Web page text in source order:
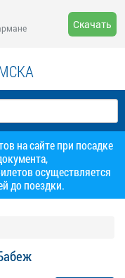
Скачать
на сайте при посадке
осуществляется
до поездки.